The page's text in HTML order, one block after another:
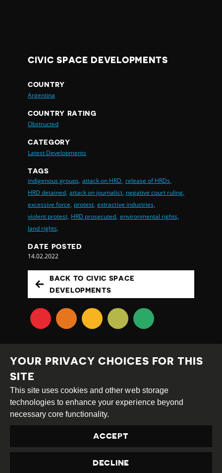
CIVIC SPACE DEVELOPMENTS
COUNTRY
Argentina
COUNTRY RATING
Obstructed
CATEGORY
Latest Developments
TAGS
indigenous groups, attack on HRD, release of HRDs,
HRD detained, attack on journalist, negative court ruling,
excessive force, protest, extractive industries,
violent protest, HRD prosecuted, environmental rights,
land rights,
DATE POSTED
14.02.2022
BACK TO CIVIC SPACE
DEVELOPMENTS
Creative
Commons
Attribution
Share
Alike
This work is licensed under aCreative Commons
Attribution-ShareAlike 4.0 International License
Site byDEV|Login
YOUR PRIVACY CHOICES FOR THIS
SITE
This site uses cookies and other web storage
technologies to enhance your experience beyond
necessary core functionality.
ACCEPT
DECLINE